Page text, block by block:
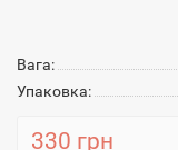
Вага:
Упаковка:
330 грн